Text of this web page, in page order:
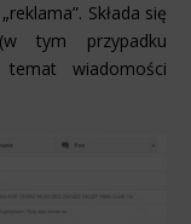
Składa się
tym przypadku
temat wiadomości